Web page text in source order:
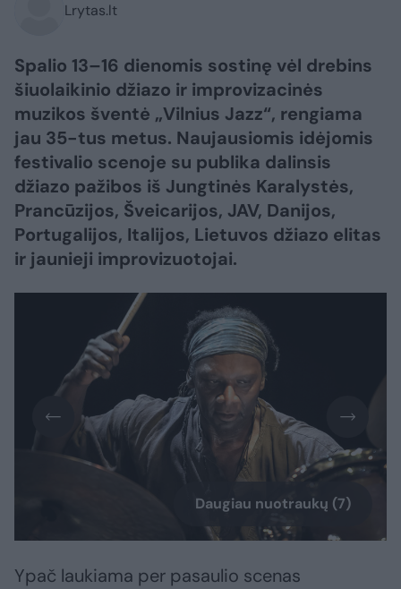
Lrytas.lt
Spalio 13–16 dienomis sostinę vėl drebins
šiuolaikinio džiazo ir improvizacinės
muzikos šventė „Vilnius Jazz“, rengiama
jau 35-tus metus. Naujausiomis idėjomis
festivalio scenoje su publika dalinsis
džiazo pažibos iš Jungtinės Karalystės,
Prancūzijos, Šveicarijos, JAV, Danijos,
Portugalijos, Italijos, Lietuvos džiazo elitas
ir jaunieji improvizuotojai.
Daugiau nuotraukų (7)
Ypač laukiama per pasaulio scenas